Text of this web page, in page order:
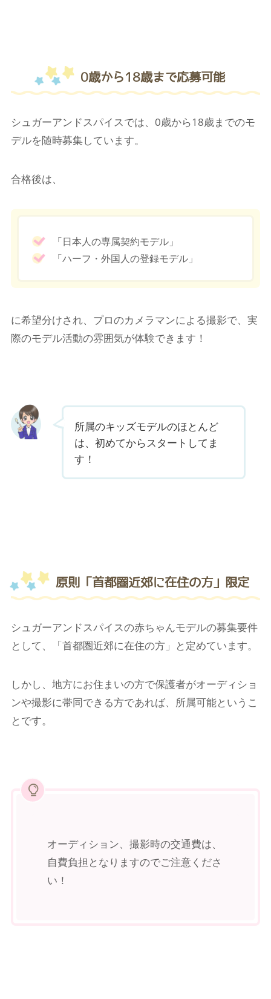
0歳から18歳まで応募可能
シュガーアンドスパイスでは、0歳から18歳までのモ
デルを随時募集しています。
合格後は、
「日本人の専属契約モデル」
「ハーフ・外国人の登録モデル」
に希望分けされ、プロのカメラマンによる撮影で、実
際のモデル活動の雰囲気が体験できます！
所属のキッズモデルのほとんど
は、初めてからスタートしてま
す！
原則「首都圏近郊に在住の方」限定
シュガーアンドスパイスの赤ちゃんモデルの募集要件
として、「首都圏近郊に在住の方」と定めています。
しかし、地方にお住まいの方で保護者がオーディショ
ンや撮影に帯同できる方であれば、所属可能というこ
とです。
オーディション、撮影時の交通費は、
自費負担となりますのでご注意くださ
い！